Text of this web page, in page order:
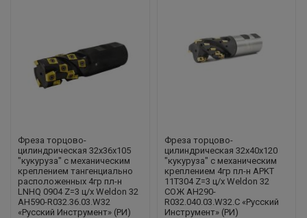
Фреза торцово-
цилиндрическая 32x36x105
"кукуруза" с механическим
креплением тангенциально
расположенных 4гр пл-н
LNHQ 0904 Z=3 ц/х Weldon 32
AH590-R032.36.03.W32
«Русский Инструмент» (РИ)
Фреза торцово-
цилиндрическая 32x40x120
"кукуруза" с механическим
креплением 4гр пл-н APKT
11T304 Z=3 ц/х Weldon 32
СОЖ AH290-
R032.040.03.W32.C «Русский
Инструмент» (РИ)